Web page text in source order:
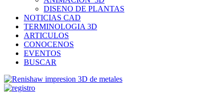
DISENO DE PLANTAS
NOTICIAS CAD
TERMINOLOGIA 3D
ARTICULOS
CONOCENOS
EVENTOS
BUSCAR